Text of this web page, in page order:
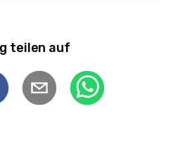
teilen auf